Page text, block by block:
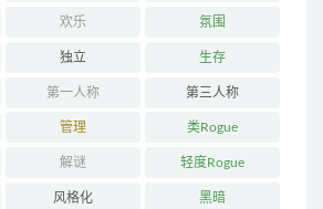
欢乐 氛围
独立 生存
第一人称 第三人称
管理 类Rogue
解谜 轻度Rogue
风格化 黑暗